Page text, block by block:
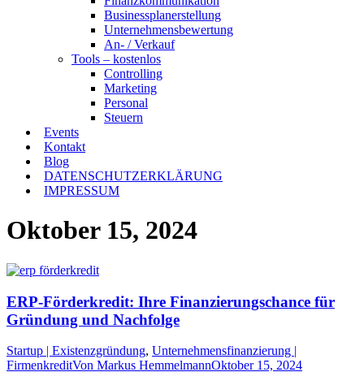
Businessplanerstellung
Unternehmensbewertung
An- / Verkauf
Tools – kostenlos
Controlling
Marketing
Personal
Steuern
Events
Kontakt
Blog
DATENSCHUTZERKLÄRUNG
IMPRESSUM
Oktober 15, 2024
ERP-Förderkredit: Ihre Finanzierungschance für
Gründung und Nachfolge
Startup | Existenzgründung, Unternehmensfinanzierung |
FirmenkreditVon Markus HemmelmannOktober 15, 2024